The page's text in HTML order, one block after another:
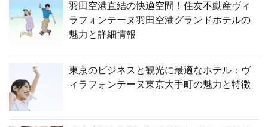
羽田空港直結の快適空間！住友不動産ヴィ
ラフォンテーヌ羽田空港グランドホテルの
魅力と詳細情報
東京のビジネスと観光に最適なホテル：ヴ
ィラフォンテーヌ東京大手町の魅力と特徴